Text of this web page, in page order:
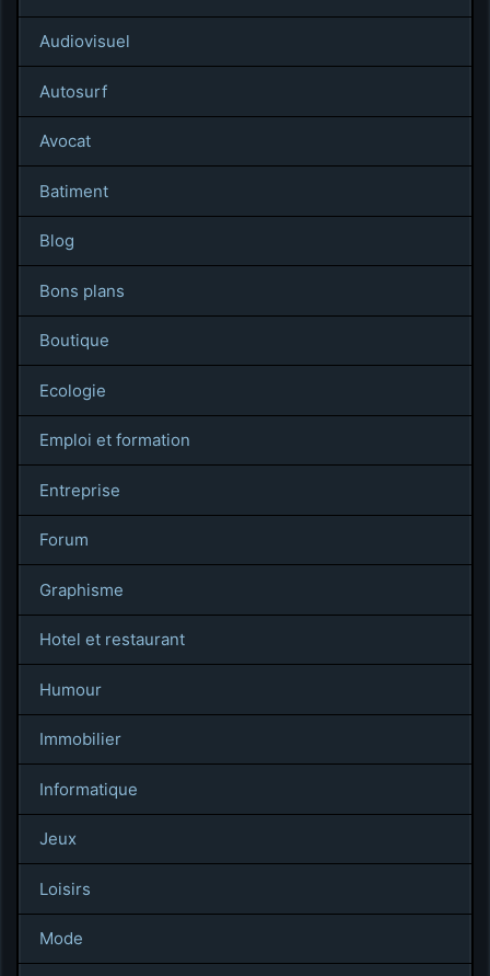
Audiovisuel
Autosurf
Avocat
Batiment
Blog
Bons plans
Boutique
Ecologie
Emploi et formation
Entreprise
Forum
Graphisme
Hotel et restaurant
Humour
Immobilier
Informatique
Jeux
Loisirs
Mode